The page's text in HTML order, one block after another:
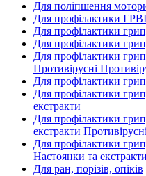
Для поліпшення
Для профілактики
Для профілактики
Для профілактики
Для профілактики
Противірусні
Для профілактики
Для профілактики
екстракти
Для профілактики
екстракти Противірусні
Для профілактики
Настоянки та екстракти
Для ран, порізів, опіків